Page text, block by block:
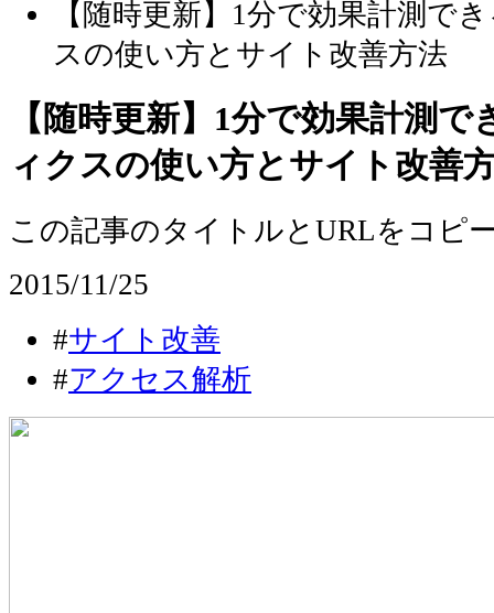
【随時更新】1分で効果計測で
スの使い方とサイト改善方法
【随時更新】1分で効果計測
ィクスの使い方とサイト改善
この記事のタイトルとURLをコピ
2015/11/25
#サイト改善
#アクセス解析